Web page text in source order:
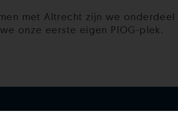
met Altrecht zijn we onderdeel
onze eerste eigen PIOG-plek.